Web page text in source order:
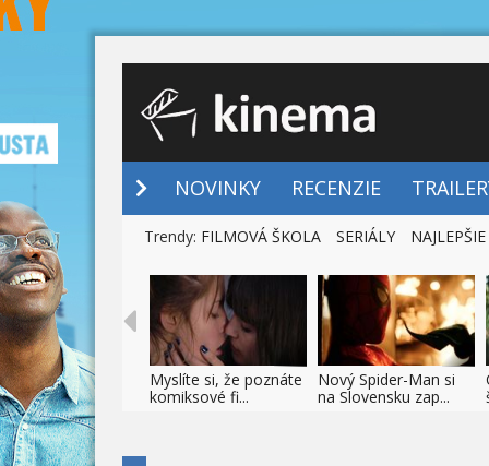
NOVINKY RECENZIE
Trendy: FILMOVÁ ŠKOLA SERIÁLY
Myslíte si, že poznáte
komiksové fi...
Nový Spider-Man si
na Slovensku zap...